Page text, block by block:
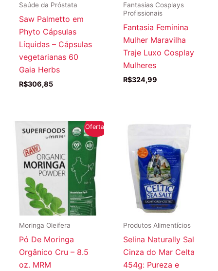
Saúde da Próstata
Saw Palmetto em
Phyto Cápsulas
Líquidas – Cápsulas
vegetarianas 60
Gaia Herbs
R$306,85
Fantasias Cosplays
Profissionais
Fantasia Feminina
Mulher Maravilha
Traje Luxo Cosplay
Mulheres
R$324,99
Oferta!
Moringa Oleifera
Pó De Moringa
Orgânico Cru – 8.5
oz. MRM
Produtos Alimentícios
Selina Naturally Sal
Cinza do Mar Celta
454g: Pureza e